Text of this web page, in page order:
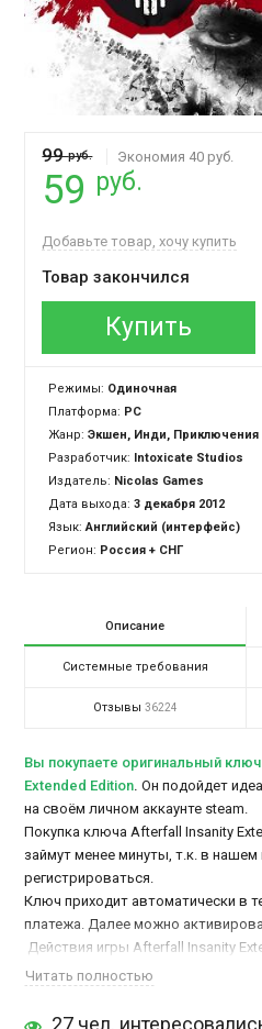
99руб. Экономия 40 руб.
59 руб.
Добавьте товар, хочу купить
Товар закончился
Купить
Режимы: Одиночная
Платформа: PC
Жанр:Экшен, Инди, Приключения
Разработчик:
Intoxicate Studios
Издатель: Nicolas Games
Дата выхода: 3 декабря 2012
Язык:Английский (интерфейс)
Регион: Россия + СНГ
Описание
Системные требования
Отзывы 36224
Вы покупаете оригинальный
Extended Edition. Он подойдет
на своём личном аккаунте steam.
Покупка ключа Afterfall Insanity
займут менее минуты, т.к. в нашем
регистрироваться.
Ключ приходит автоматически в
платежа. Далее можно
Действия игры Afterfall Insanity
разворачиваются в далеком 2035
волокут свое существование уже
Читать полностью
27 чел.